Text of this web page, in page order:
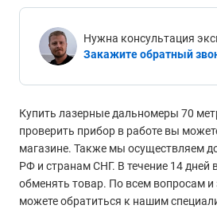
Нужна консультация
Закажите обратный
Купить лазерные дальномеры 70
проверить прибор в работе вы
магазине. Также мы осуществляем
РФ и странам СНГ. В течение 14 дней
обменять товар. По всем вопросам и
можете обратиться к нашим